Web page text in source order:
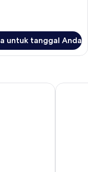
untuk tanggal Anda
Chesa